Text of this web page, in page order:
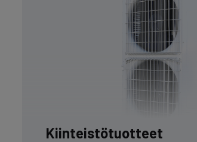
Kiinteistötuotteet